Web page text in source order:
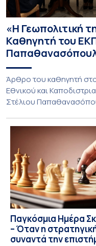
«Η Γεωπολιτική
Καθηγητή του
Άρθρο του καθηγητή
Εθνικού και
Στέλιου
Αρπαγής (ΤΑ ΝΕΑ) Για
διπλωματική ανάλυση
αξιωματική παραδοχή:
ενεργούν ως
Παγκόσμια Ημέρα
– Όταν η
συναντά την